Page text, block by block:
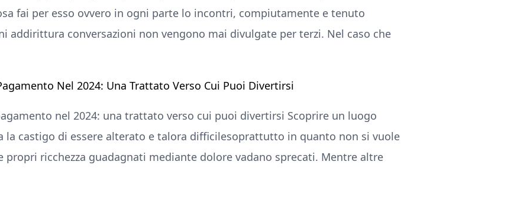
fai per esso ovvero in ogni parte lo incontri, compiutamente e tenuto
addirittura conversazioni non vengono mai divulgate per terzi. Nel caso che
Nel 2024: Una Trattato Verso Cui Puoi Divertirsi
nel 2024: una trattato verso cui puoi divertirsi Scoprire un luogo
la castigo di essere alterato e talora difficilesoprattutto in quanto non si vuole
propri ricchezza guadagnati mediante dolore vadano sprecati. Mentre altre